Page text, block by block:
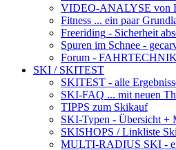
VIDEO-ANALYSE von
Fitness ... ein paar
Freeriding - Sicherheit
Spuren im Schnee -
Forum - FAHRTECHNIK
SKI / SKITEST
SKITEST - alle
SKI-FAQ ... mit neuen
TIPPS zum Skikauf
SKI-Typen - Übersicht +
SKISHOPS / Linkliste
MULTI-RADIUS SKI -